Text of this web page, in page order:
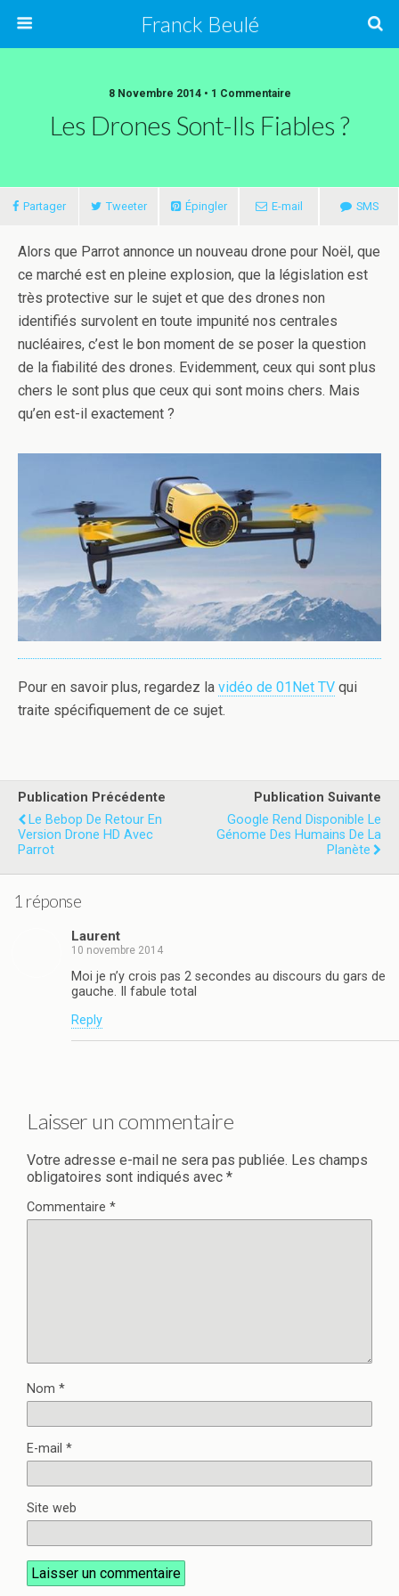
Franck Beulé
8 Novembre 2014 • 1 Commentaire
Les Drones Sont-Ils Fiables ?
Partager Tweeter Épingler E-mail SMS
Alors que Parrot annonce un nouveau drone pour Noël, que
ce marché est en pleine explosion, que la législation est
très protective sur le sujet et que des drones non
identifiés survolent en toute impunité nos centrales
nucléaires, c’est le bon moment de se poser la question
de la fiabilité des drones. Evidemment, ceux qui sont plus
chers le sont plus que ceux qui sont moins chers. Mais
qu’en est-il exactement ?
Pour en savoir plus, regardez la vidéo de 01Net TV qui
traite spécifiquement de ce sujet.
Publication Précédente
Le Bebop De Retour En
Version Drone HD Avec
Parrot
Publication Suivante
Google Rend Disponible Le
Génome Des Humains De La
Planète
1 réponse
Laurent
10 novembre 2014
Moi je n’y crois pas 2 secondes au discours du gars de
gauche. Il fabule total
Reply
Laisser un commentaire
Votre adresse e-mail ne sera pas publiée. Les champs
obligatoires sont indiqués avec *
Commentaire *
Nom *
E-mail *
Site web